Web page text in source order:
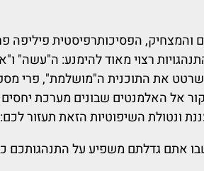
הפסיכותרפיסטית פיליפה
רצוי מאוד להימנע: ה"עשה"
את התוכנית ה"מושלמת", פרי
אל האלמנטים שבונים מערכת יחסים
ונטולת השיפוטיות הזאת תעזור לכם:
אתם גדלתם משפיע על התנהגותכם